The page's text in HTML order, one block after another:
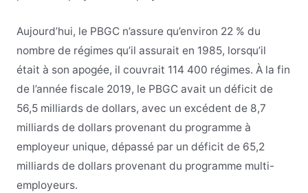
Aujourd’hui, le PBGC n’assure qu’environ 22 % du
nombre de régimes qu’il assurait en 1985, lorsqu’il
était à son apogée, il couvrait 114 400 régimes. À la fin
de l’année fiscale 2019, le PBGC avait un déficit de
56,5 milliards de dollars, avec un excédent de 8,7
milliards de dollars provenant du programme à
employeur unique, dépassé par un déficit de 65,2
milliards de dollars provenant du programme multi-
employeurs.